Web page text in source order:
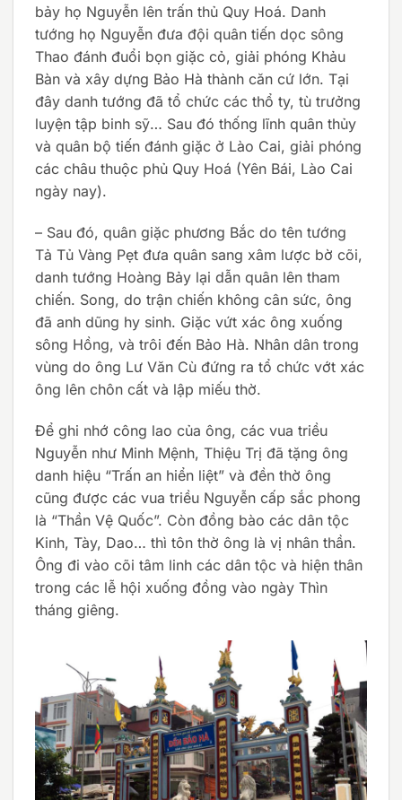
bảy họ Nguyễn lên trấn thủ Quy Hoá. Danh
tướng họ Nguyễn đưa đội quân tiến dọc sông
Thao đánh đuổi bọn giặc cỏ, giải phóng Khảu
Bàn và xây dựng Bảo Hà thành căn cứ lớn. Tại
đây danh tướng đã tổ chức các thổ ty, tù trưởng
luyện tập binh sỹ… Sau đó thống lĩnh quân thủy
và quân bộ tiến đánh giặc ở Lào Cai, giải phóng
các châu thuộc phủ Quy Hoá (Yên Bái, Lào Cai
ngày nay).
– Sau đó, quân giặc phương Bắc do tên tướng
Tả Tủ Vàng Pẹt đưa quân sang xâm lược bờ cõi,
danh tướng Hoàng Bảy lại dẫn quân lên tham
chiến. Song, do trận chiến không cân sức, ông
đã anh dũng hy sinh. Giặc vứt xác ông xuống
sông Hồng, và trôi đến Bảo Hà. Nhân dân trong
vùng do ông Lư Văn Cù đứng ra tổ chức vớt xác
ông lên chôn cất và lập miếu thờ.
Để ghi nhớ công lao của ông, các vua triều
Nguyễn như Minh Mệnh, Thiệu Trị đã tặng ông
danh hiệu “Trấn an hiển liệt” và đền thờ ông
cũng được các vua triều Nguyễn cấp sắc phong
là “Thần Vệ Quốc”. Còn đồng bào các dân tộc
Kinh, Tày, Dao… thì tôn thờ ông là vị nhân thần.
Ông đi vào cõi tâm linh các dân tộc và hiện thân
trong các lễ hội xuống đồng vào ngày Thìn
tháng giêng.